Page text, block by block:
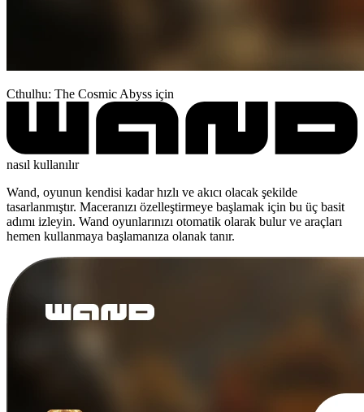
Cthulhu: The Cosmic Abyss için
nasıl kullanılır
Wand, oyunun kendisi kadar hızlı ve akıcı olacak şekilde
tasarlanmıştır. Maceranızı özelleştirmeye başlamak için bu üç basit
adımı izleyin. Wand oyunlarınızı otomatik olarak bulur ve araçları
hemen kullanmaya başlamanıza olanak tanır.